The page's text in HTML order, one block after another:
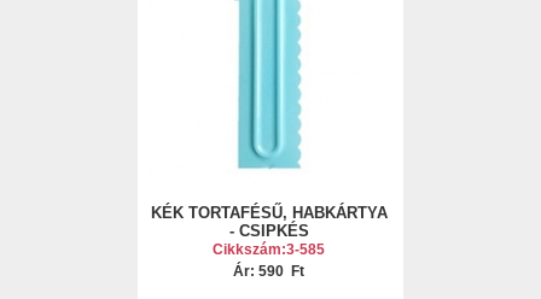
KÉK TORTAFÉSŰ, HABKÁRTYA
- CSIPKÉS
Cikkszám:3-585
Ár: 590 Ft